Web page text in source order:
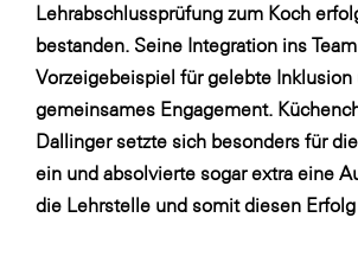
Johnson & Johnson
JELD-WEN DANA
kosaplaner
LAT Nitrogen
Libro
Lehrabschlussprüfung zum Koch
bestanden. Seine Integration ins
Vorzeigebeispiel für gelebte Inklusion
gemeinsames Engagement.
Dallinger setzte sich besonders für
ein und absolvierte sogar extra eine
die Lehrstelle und somit diesen